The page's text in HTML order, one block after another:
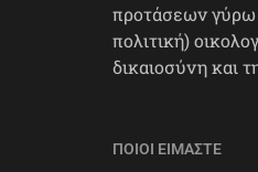
προτάσεων γύρω
πολιτική)
δικαιοσύνη και
ΠΟΙΟΙ ΕΊΜΑΣΤΕ